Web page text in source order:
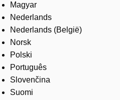
Magyar
Nederlands
Nederlands (België)
Norsk
Polski
Português
Slovenčina
Suomi